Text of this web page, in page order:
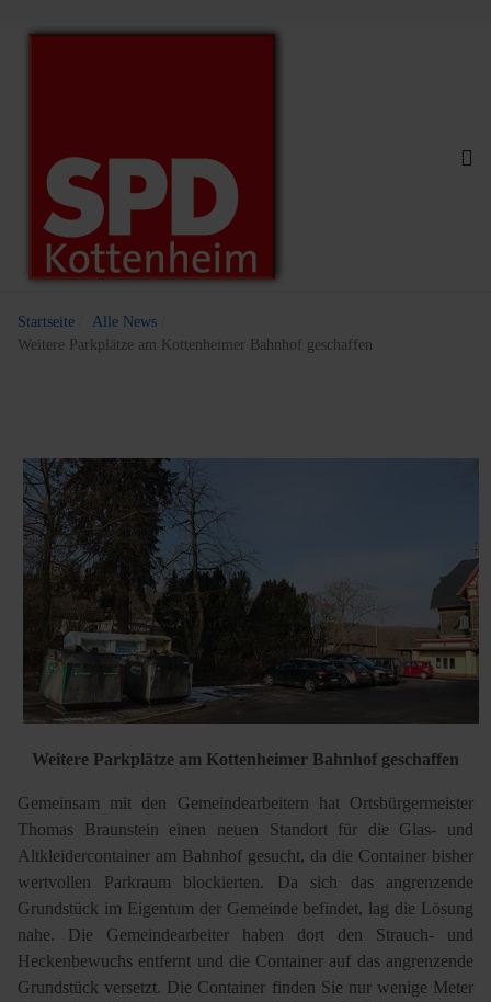
Startseite
Alle News
Weitere Parkplätze am Kottenheimer Bahnhof geschaffen
Weitere Parkplätze am Kottenheimer Bahnhof geschaffen
Gemeinsam mit den Gemeindearbeitern hat Ortsbürgermeister
Thomas Braunstein einen neuen Standort für die Glas- und
Altkleidercontainer am Bahnhof gesucht, da die Container bisher
wertvollen Parkraum blockierten. Da sich das angrenzende
Grundstück im Eigentum der Gemeinde befindet, lag die Lösung
nahe. Die Gemeindearbeiter haben dort den Strauch- und
Heckenbewuchs entfernt und die Container auf das angrenzende
Grundstück versetzt. Die Container finden Sie nur wenige Meter